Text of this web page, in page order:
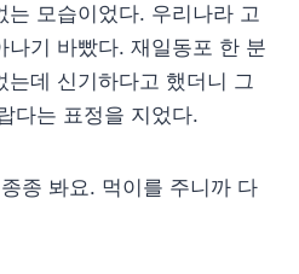
는 모습이었다. 우리나라 고
나기 바빴다. 재일동포 한 분
는데 신기하다고 했더니 그
다는 표정을 지었다.
종 봐요. 먹이를 주니까 다